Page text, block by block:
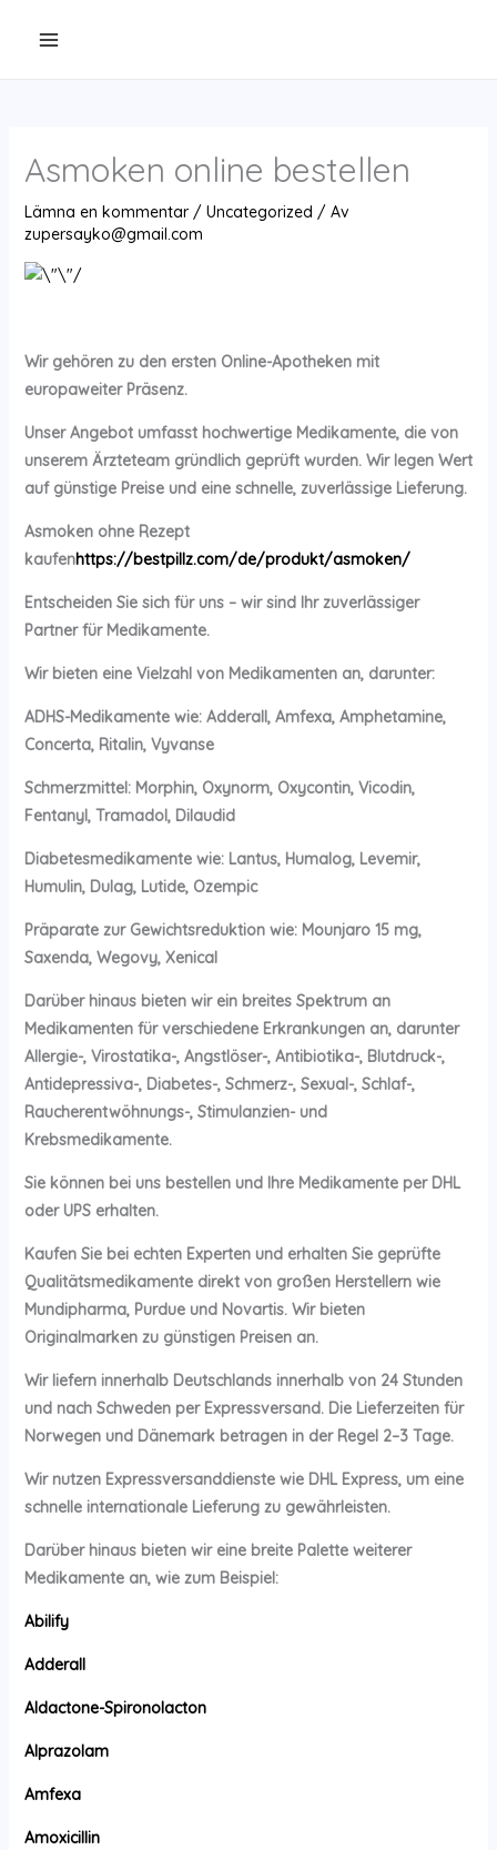
Asmoken online bestellen
Lämna en kommentar / Uncategorized / Av
zupersayko@gmail.com
Wir gehören zu den ersten Online-Apotheken mit
europaweiter Präsenz.
Unser Angebot umfasst hochwertige Medikamente, die von
unserem Ärzteteam gründlich geprüft wurden. Wir legen Wert
auf günstige Preise und eine schnelle, zuverlässige Lieferung.
Asmoken ohne Rezept
kaufenhttps://bestpillz.com/de/produkt/asmoken/
Entscheiden Sie sich für uns – wir sind Ihr zuverlässiger
Partner für Medikamente.
Wir bieten eine Vielzahl von Medikamenten an, darunter:
ADHS-Medikamente wie: Adderall, Amfexa, Amphetamine,
Concerta, Ritalin, Vyvanse
Schmerzmittel: Morphin, Oxynorm, Oxycontin, Vicodin,
Fentanyl, Tramadol, Dilaudid
Diabetesmedikamente wie: Lantus, Humalog, Levemir,
Humulin, Dulag, Lutide, Ozempic
Präparate zur Gewichtsreduktion wie: Mounjaro 15 mg,
Saxenda, Wegovy, Xenical
Darüber hinaus bieten wir ein breites Spektrum an
Medikamenten für verschiedene Erkrankungen an, darunter
Allergie-, Virostatika-, Angstlöser-, Antibiotika-, Blutdruck-,
Antidepressiva-, Diabetes-, Schmerz-, Sexual-, Schlaf-,
Raucherentwöhnungs-, Stimulanzien- und
Krebsmedikamente.
Sie können bei uns bestellen und Ihre Medikamente per DHL
oder UPS erhalten.
Kaufen Sie bei echten Experten und erhalten Sie geprüfte
Qualitätsmedikamente direkt von großen Herstellern wie
Mundipharma, Purdue und Novartis. Wir bieten
Originalmarken zu günstigen Preisen an.
Wir liefern innerhalb Deutschlands innerhalb von 24 Stunden
und nach Schweden per Expressversand. Die Lieferzeiten für
Norwegen und Dänemark betragen in der Regel 2–3 Tage.
Wir nutzen Expressversanddienste wie DHL Express, um eine
schnelle internationale Lieferung zu gewährleisten.
Darüber hinaus bieten wir eine breite Palette weiterer
Medikamente an, wie zum Beispiel:
Abilify
Adderall
Aldactone-Spironolacton
Alprazolam
Amfexa
Amoxicillin